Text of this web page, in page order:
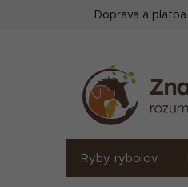
Doprava a platba
Ryby, rybolov